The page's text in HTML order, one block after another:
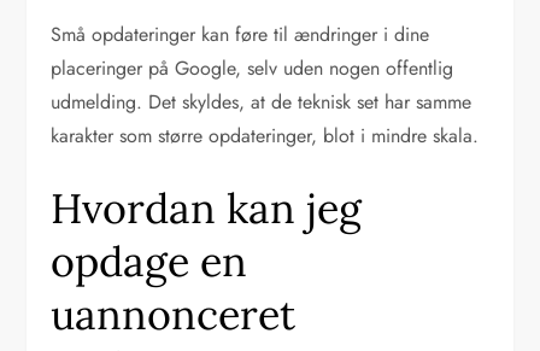
Små opdateringer kan føre til ændringer i dine
placeringer på Google, selv uden nogen offentlig
udmelding. Det skyldes, at de teknisk set har samme
karakter som større opdateringer, blot i mindre skala.
Hvordan kan jeg
opdage en
uannonceret